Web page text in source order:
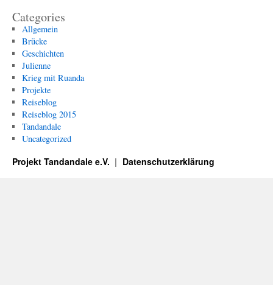
Categories
Allgemein
Brücke
Geschichten
Julienne
Krieg mit Ruanda
Projekte
Reiseblog
Reiseblog 2015
Tandandale
Uncategorized
Projekt Tandandale e.V. Datenschutzerklärung